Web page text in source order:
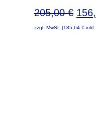
205,00€
zzgl. MwSt. (185,64 € inkl.